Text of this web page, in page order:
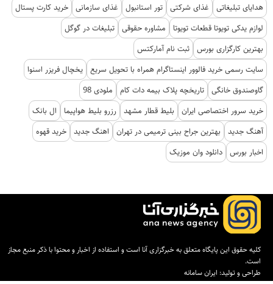
هدایای تبلیغاتی
غذای شرکتی تور استانبول غذای سازمانی خرید کارت پستال
لوازم یدکی تویوتا قطعات تویوتا
مشاوره حقوقی تبلیغات در گوگل
بهترین کارگزاری بورس ثبت نام آمارکتس
سایت رسمی خرید فالوور اینستاگرام همراه با تحویل سریع یخچال فریزر اسنوا
گاوصندوق خانگی تاریخچه پلاک بیمه دات کام
ملودی 98
خرید سرور اختصاصی ایران
بلیط قطار مشهد رزرو بلیط هواپیما
ال بانک
آهنگ جدید
بهترین جراح بینی ترمیمی در تهران اهنگ جدید خرید قهوه
اخبار بورس دانلود وان موزیک
کلیه حقوق این پایگاه متعلق به خبرگزاری آنا است و استفاده از اخبار و محتوا با ذکر منبع مجاز
است.
طراحی و تولید: ایران سامانه